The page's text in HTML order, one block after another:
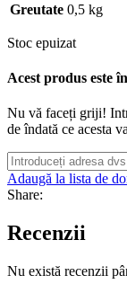
Greutate 0,5 kg
Stoc epuizat
Acest produs este
Nu vă faceți griji!
de îndată ce acesta
Adaugă la lista de
Share:
Recenzii
Nu există recenzii